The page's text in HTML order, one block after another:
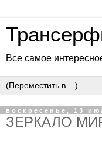
Все самое
воскресенье, 13
ЗЕРКАЛО